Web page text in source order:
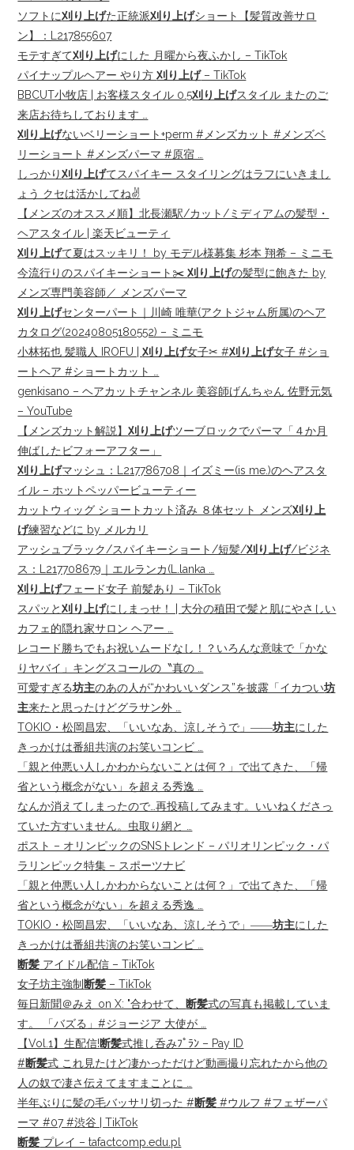
ソフトに刈り上げた正統派刈り上げショート【髪質改善サロ
ン】：L217855607
モテすぎて刈り上げにした 月曜から夜ふかし – TikTok
パイナップルヘアー やり方刈り上げ– TikTok
BBCUT小牧店 | お客様スタイル 0.5刈り上げスタイル またのご
来店お待ちしております …
刈り上げないベリーショート+perm #メンズカット #メンズベ
リーショート #メンズパーマ #原宿 …
しっかり刈り上げてスパイキー スタイリングはラフにいきまし
ょう クセは活かしてね✌️
【メンズのオススメ順】北長瀬駅/カット/ミディアムの髪型・
ヘアスタイル | 楽天ビューティ
刈り上げて夏はスッキリ！ by モデル様募集 杉本 翔希 – ミニモ
今流行りのスパイキーショート✂️刈り上げの髪型に飽きた by
メンズ専門美容師／ メンズパーマ
刈り上げセンターパート｜川崎 唯華(アクトジャム所属)のヘア
カタログ(20240805180552) – ミニモ
小林拓也 髪職人 IROFU |刈り上げ女子✂︎ #刈り上げ女子 #ショ
ートヘア #ショートカット …
genkisano – ヘアカットチャンネル 美容師げんちゃん 佐野元気
– YouTube
【メンズカット解説】刈り上げツーブロックでパーマ「４か月
伸ばしたビフォーアフター」
刈り上げマッシュ：L217786708｜イズミー(is me.)のヘアスタ
イル – ホットペッパービューティー
カットウィッグ ショートカット済み ８体セット メンズ刈り上
げ練習などに by メルカリ
アッシュブラック/スパイキーショート/短髪/刈り上げ/ビジネ
ス：L217708679｜エルランカ(L.lanka …
刈り上げフェード女子 前髪あり – TikTok
スパッと刈り上げにしまっせ！ | 大分の稙田で髪と肌にやさしい
カフェ的隠れ家サロン ヘアー …
レコード勝ちでもお祝いムードなし！？いろんな意味で「かな
りヤバイ」キングスコールの〝真の …
可愛すぎる坊主のあの人が“かわいいダンス”を披露「イカつい坊
主来たと思ったけどグラサン外 …
TOKIO・松岡昌宏、「いいなあ、涼しそうで」――坊主にした
きっかけは番組共演のお笑いコンビ …
「親と仲悪い人しかわからないことは何？」で出てきた、「帰
省という概念がない」を超える秀逸 …
なんか消えてしまったので…再投稿してみます。いいねくださっ
ていた方すいません。虫取り網と …
ポスト – オリンピックのSNSトレンド – パリオリンピック・パ
ラリンピック特集 – スポーツナビ
「親と仲悪い人しかわからないことは何？」で出てきた、「帰
省という概念がない」を超える秀逸 …
TOKIO・松岡昌宏、「いいなあ、涼しそうで」――坊主にした
きっかけは番組共演のお笑いコンビ …
断髪 アイドル配信 – TikTok
女子坊主強制 断髪 – TikTok
毎日新聞＠みえ on X: "合わせて、 断髪式の写真も掲載していま
す。 「バズる」#ジョージア 大使が …
【Vol.1】生配信!断髪式推し呑みﾌﾟﾗﾝ – Pay ID
#断髪式 これ見たけど凄かっただけど動画撮り忘れたから他の
人の奴で凄さ伝えてますまことに …
半年ぶりに髪の毛バッサリ切った #断髪 #ウルフ #フェザーパ
ーマ #07 #渋谷 | TikTok
断髪 プレイ – tafactcomp.edu.pl